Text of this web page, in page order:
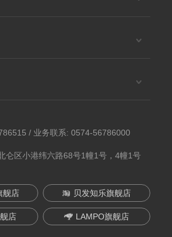
/ 业务联系: 0574-56786000
仑区小港纬六路68号1幢1号，4幢1号
舰店 贝发知乐旗舰店
店 LAMPO旗舰店